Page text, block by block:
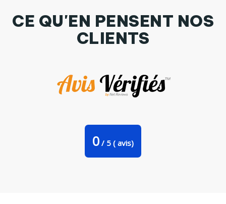
CE QU'EN PENSENT NOS
CLIENTS
0 / 5 ( avis)